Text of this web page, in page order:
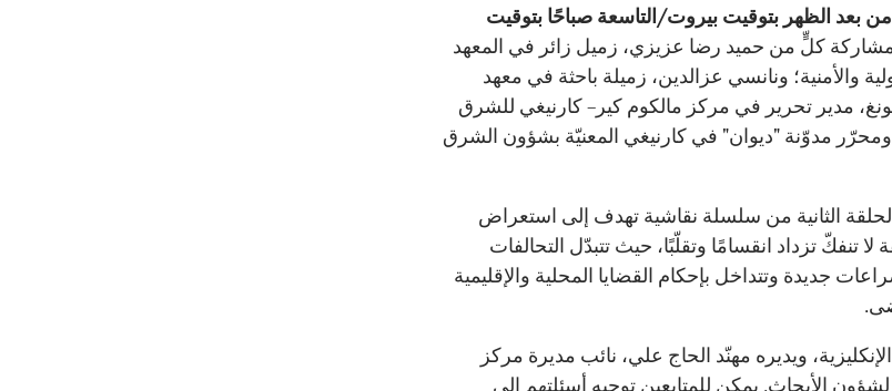
من بعد الظهر بتوقيت بيروت/التاسعة صباحًا بتوقيت
كلٍّ من حميد رضا عزيزي، زميل زائر في المعهد
والأمنية؛ ونانسي عزالدين، زميلة باحثة في معهد
مدير تحرير في مركز مالكوم كير– كارنيغي للشرق
مدوّنة "ديوان" في كارنيغي المعنيّة بشؤون الشرق
الثانية من سلسلة نقاشية تهدف إلى استعراض
تنفكّ تزداد انقسامًا وتقلّبًا، حيث تتبدّل التحالفات
جديدة وتتداخل بإحكام القضايا المحلية والإقليمية
ويديره مهنّد الحاج علي، نائب مديرة مركز
الأبحاث. يمكن للمتابعين توجيه أسئلتهم إلى